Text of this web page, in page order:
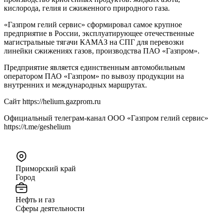
кислорода, гелия и сжиженного природного газа.
«Газпром гелий сервис» сформировал самое крупное
предприятие в России, эксплуатирующее отечественные
магистральные тягачи КАМАЗ на СПГ для перевозки
линейки сжижениях газов, производства ПАО «Газпром».
Предприятие является единственным автомобильным
оператором ПАО «Газпром» по вывозу продукции на
внутренних и международных маршрутах.
Сайт https://helium.gazprom.ru
Официальный телеграм-канал ООО «Газпром гелий сервис»
https://t.me/geshelium
Приморский край
Город
Нефть и газ
Сферы деятельности